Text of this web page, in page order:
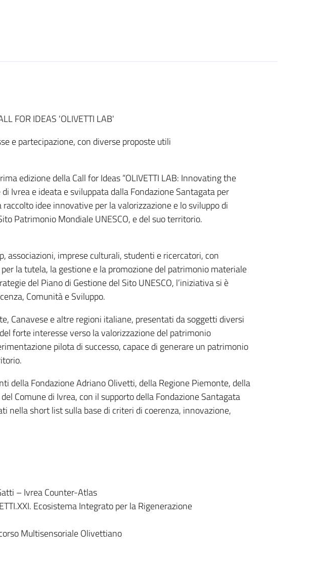
FOR IDEAS 'OLIVETTI LAB'
e partecipazione, con diverse proposte utili
edizione della Call for Ideas “OLIVETTI LAB: Innovating the
Ivrea e ideata e sviluppata dalla Fondazione Santagata per
raccolto idee innovative per la valorizzazione e lo sviluppo di
Patrimonio Mondiale UNESCO, e del suo territorio.
associazioni, imprese culturali, studenti e ricercatori, con
la tutela, la gestione e la promozione del patrimonio materiale
del Piano di Gestione del Sito UNESCO, l’iniziativa si è
Comunità e Sviluppo.
Canavese e altre regioni italiane, presentati da soggetti diversi
forte interesse verso la valorizzazione del patrimonio
pilota di successo, capace di generare un patrimonio
della Fondazione Adriano Olivetti, della Regione Piemonte, della
Comune di Ivrea, con il supporto della Fondazione Santagata
short list sulla base di criteri di coerenza, innovazione,
– Ivrea Counter-Atlas
Ecosistema Integrato per la Rigenerazione
Multisensoriale Olivettiano